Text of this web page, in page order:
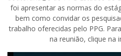
foi apresentar as normas do
bem como convidar os
trabalho oferecidas pelo PPG.
na reunião, clique na